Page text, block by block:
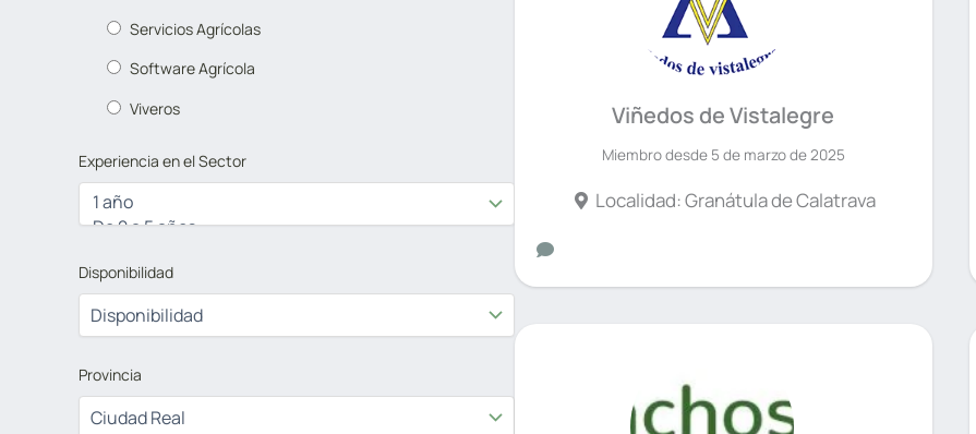
Servicios Agrícolas
Software Agrícola
Viveros
Experiencia en el Sector
Disponibilidad
Provincia
Viñedos de Vistalegre
Miembro desde 5 de marzo de 2025
Localidad: Granátula de Calatrava